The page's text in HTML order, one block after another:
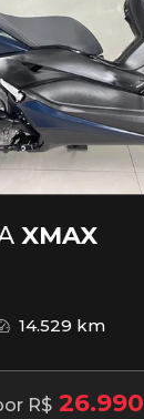
XMAX
14.529 km
R$ 26.990